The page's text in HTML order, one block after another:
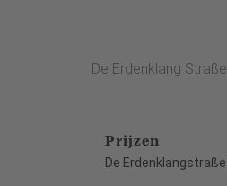
De Erdenklang
Prijzen
De